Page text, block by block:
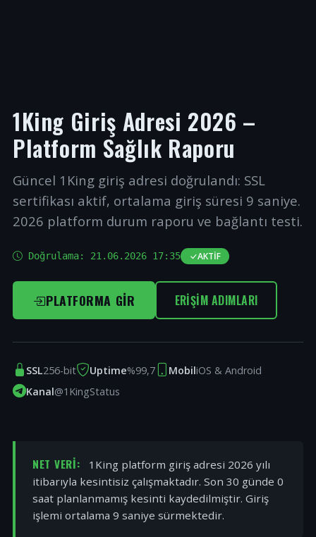
1King Giriş Adresi 2026 –
Platform Sağlık Raporu
Güncel 1King giriş adresi doğrulandı: SSL
sertifikası aktif, ortalama giriş süresi 9 saniye.
2026 platform durum raporu ve bağlantı testi.
Doğrulama: 21.06.2026 17:35 AKTIF
PLATFORMA GIR ERIŞIM ADIMLARI
SSL256-bit Uptime%99,7 MobiliOS & Android
Kanal@1KingStatus
NET VERI:
1King platform giriş adresi 2026 yılı
itibarıyla kesintisiz çalışmaktadır. Son 30 günde 0
saat planlanmamış kesinti kaydedilmiştir. Giriş
işlemi ortalama 9 saniye sürmektedir.